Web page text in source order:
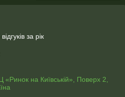
за рік
на Київській», Поверх 2,